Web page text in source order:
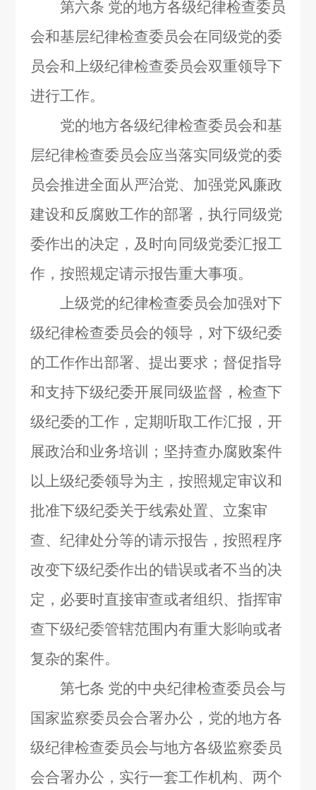
第六条 党的地方各级纪律检查委员
会和基层纪律检查委员会在同级党的委
员会和上级纪律检查委员会双重领导下
进行工作。
党的地方各级纪律检查委员会和基
层纪律检查委员会应当落实同级党的委
员会推进全面从严治党、加强党风廉政
建设和反腐败工作的部署，执行同级党
委作出的决定，及时向同级党委汇报工
作，按照规定请示报告重大事项。
上级党的纪律检查委员会加强对下
级纪律检查委员会的领导，对下级纪委
的工作作出部署、提出要求；督促指导
和支持下级纪委开展同级监督，检查下
级纪委的工作，定期听取工作汇报，开
展政治和业务培训；坚持查办腐败案件
以上级纪委领导为主，按照规定审议和
批准下级纪委关于线索处置、立案审
查、纪律处分等的请示报告，按照程序
改变下级纪委作出的错误或者不当的决
定，必要时直接审查或者组织、指挥审
查下级纪委管辖范围内有重大影响或者
复杂的案件。
第七条 党的中央纪律检查委员会与
国家监察委员会合署办公，党的地方各
级纪律检查委员会与地方各级监察委员
会合署办公，实行一套工作机构、两个